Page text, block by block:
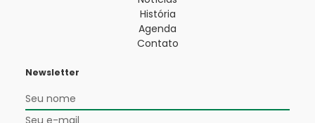
História
Agenda
Contato
Newsletter